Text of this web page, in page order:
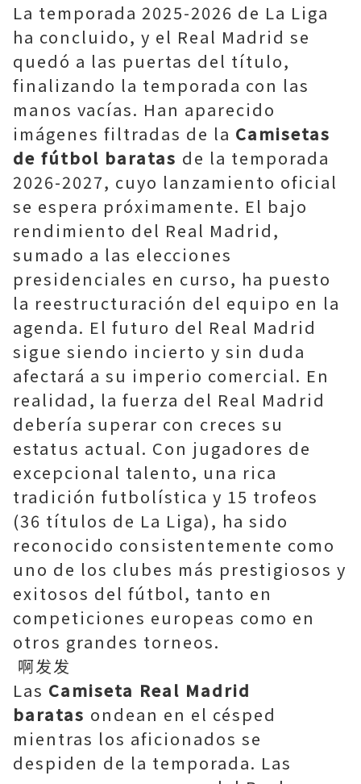
La temporada 2025-2026 de La Liga
ha concluido, y el Real Madrid se
quedó a las puertas del título,
finalizando la temporada con las
manos vacías. Han aparecido
imágenes filtradas de la Camisetas
de fútbol baratas de la temporada
2026-2027, cuyo lanzamiento oficial
se espera próximamente. El bajo
rendimiento del Real Madrid,
sumado a las elecciones
presidenciales en curso, ha puesto
la reestructuración del equipo en la
agenda. El futuro del Real Madrid
sigue siendo incierto y sin duda
afectará a su imperio comercial. En
realidad, la fuerza del Real Madrid
debería superar con creces su
estatus actual. Con jugadores de
excepcional talento, una rica
tradición futbolística y 15 trofeos
(36 títulos de La Liga), ha sido
reconocido consistentemente como
uno de los clubes más prestigiosos y
exitosos del fútbol, ​​tanto en
competiciones europeas como en
otros grandes torneos.
啊发发
Las Camiseta Real Madrid
baratas ondean en el césped
mientras los aficionados se
despiden de la temporada. Las